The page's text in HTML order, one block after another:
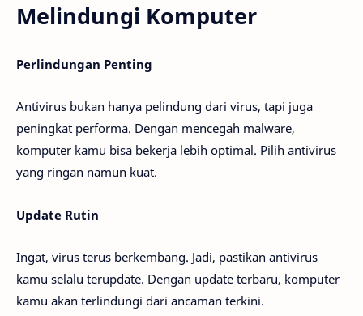
Melindungi Komputer
Perlindungan Penting
Antivirus bukan hanya pelindung dari virus, tapi juga
peningkat performa. Dengan mencegah malware,
komputer kamu bisa bekerja lebih optimal. Pilih antivirus
yang ringan namun kuat.
Update Rutin
Ingat, virus terus berkembang. Jadi, pastikan antivirus
kamu selalu terupdate. Dengan update terbaru, komputer
kamu akan terlindungi dari ancaman terkini.